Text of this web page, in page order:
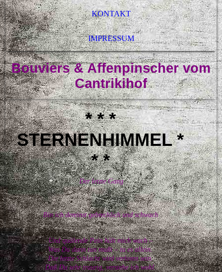
KONTAKT
IMPRESSUM
Bouviers & Affenpinscher vom
Cantrikihof
* * *
STERNENHIMMEL *
* *
Der letzte Gang
Bin ich dereinst gebrechlich und schwach
Und quälende Pein hält mich wach –
Was Du dann tun mußt – tu es allein.
Die letzte Schlacht wird verloren sein.
Daß Du sehr traurig, verstehe ich wohl.